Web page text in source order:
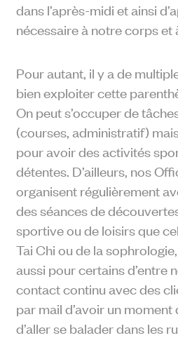
dans l’après-midi et ainsi
nécessaire à notre corps et
Pour autant, il y a de
bien exploiter cette
On peut s’occuper de
(courses, administratif)
pour avoir des activités
détentes. D’ailleurs, nos
organisent régulièrement
des séances de
sportive ou de loisirs que
Tai Chi ou de la
aussi pour certains d’entre
contact continu avec des
par mail d’avoir un
d’aller se balader dans les